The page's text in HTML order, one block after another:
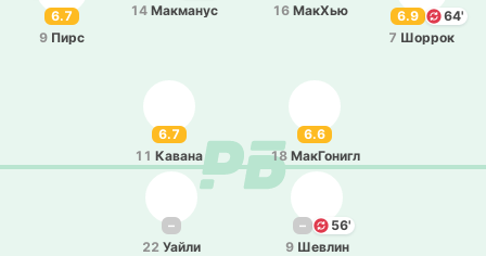
16 МакХью
14 Ма­кма­нус 6.9
64'
7 Шоррок
6.7
9 Пирс
6.6
18 Ма­кГо­нигл
6.7
11 Кавана
–
56'
9 Шевлин
–
22 Уайли